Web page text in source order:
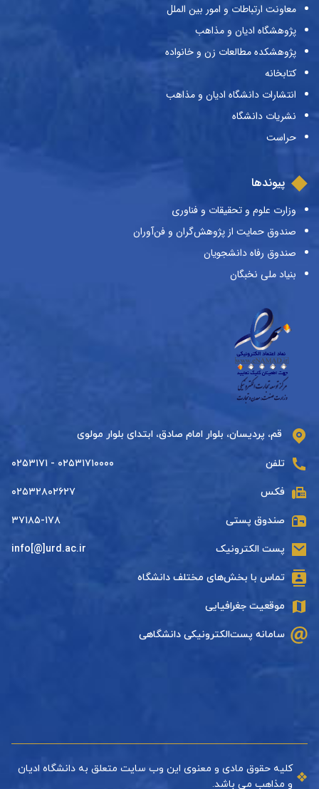
معاونت ارتباطات و امور بین الملل
پژوهشگاه ادیان و مذاهب
پژوهشکده مطالعات زن و خانواده
کتابخانه
انتشارات دانشگاه ادیان و مذاهب
نشریات دانشگاه
حراست
پیوندها
وزارت علوم و تحقیقات و فناوری
صندوق حمایت از پژوهش‌گران و فن‌آوران
صندوق رفاه دانشجویان
بنیاد ملی نخبگان
قم، پردیسان، بلوار امام صادق، ابتدای بلوار مولوی
تلفن ۰۲۵۳۱۷۱۰۰۰۰ - ۰۲۵۳۱۷۱
فکس ۰۲۵۳۲۸۰۲۶۲۷
صندوق پستی ۳۷۱۸۵-۱۷۸
پست الکترونیک info[@]urd.ac.ir
تماس با بخش‌های مختلف دانشگاه
موقعیت جغرافیایی
سامانه پست‌الکترونیکی دانشگاهی
کلیه حقوق مادی و معنوی این وب سایت متعلق به دانشگاه ادیان
و مذاهب می باشد.